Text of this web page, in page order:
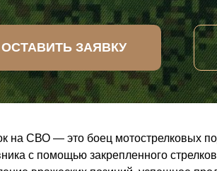
ОСТАВИТЬ ЗАЯВКУ
на СВО — это боец мотострелковых
с помощью закрепленного